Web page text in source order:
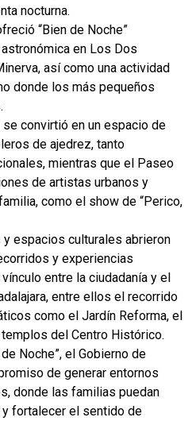
nocturna.
“Bien de Noche”
en Los Dos
así como una actividad
donde los más pequeños
convirtió en un espacio de
de ajedrez, tanto
mientras que el Paseo
de artistas urbanos y
como el show de “Perico,
espacios culturales abrieron
y experiencias
entre la ciudadanía y el
entre ellos el recorrido
como el Jardín Reforma, el
del Centro Histórico.
Noche”, el Gobierno de
de generar entornos
donde las familias puedan
fortalecer el sentido de